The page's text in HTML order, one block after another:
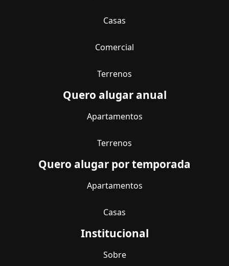
Casas
Comercial
Terrenos
Quero alugar anual
Apartamentos
Terrenos
Quero alugar por temporada
Apartamentos
Casas
Institucional
Sobre